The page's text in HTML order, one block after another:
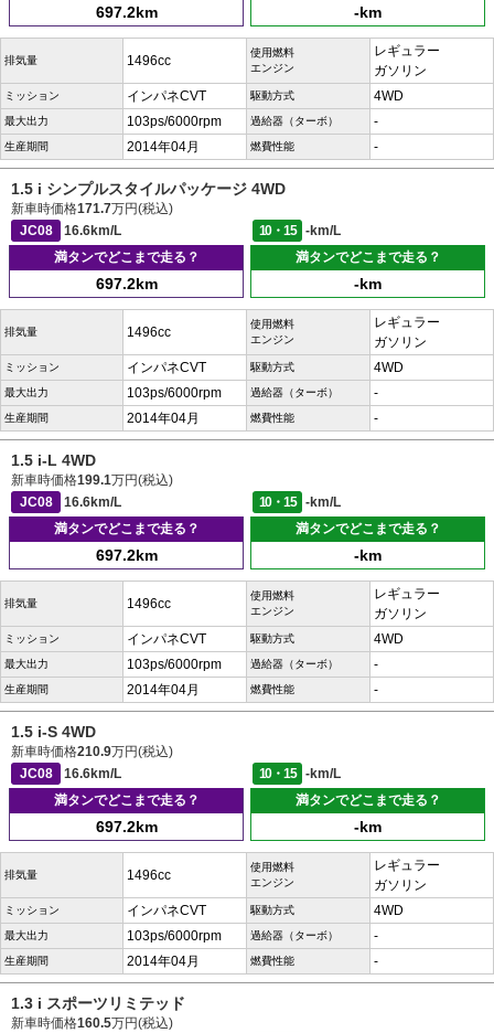
697.2km -km
排気量 1496cc
使用燃料
エンジン
レギュラー
ガソリン
ミッション インパネCVT 駆動方式 4WD
最大出力 103ps/6000rpm 過給器（ターボ） -
生産期間 2014年04月 燃費性能 -
1.5 i シンプルスタイルパッケージ 4WD
新車時価格171.7万円(税込)
JC08
16.6km/L 10・15
-km/L
満タンでどこまで走る？
697.2km
満タンでどこまで走る？
-km
排気量 1496cc
使用燃料
エンジン
レギュラー
ガソリン
ミッション インパネCVT 駆動方式 4WD
最大出力 103ps/6000rpm 過給器（ターボ） -
生産期間 2014年04月 燃費性能 -
1.5 i-L 4WD
新車時価格199.1万円(税込)
JC08
16.6km/L 10・15
-km/L
満タンでどこまで走る？
697.2km
満タンでどこまで走る？
-km
排気量 1496cc
使用燃料
エンジン
レギュラー
ガソリン
ミッション インパネCVT 駆動方式 4WD
最大出力 103ps/6000rpm 過給器（ターボ） -
生産期間 2014年04月 燃費性能 -
1.5 i-S 4WD
新車時価格210.9万円(税込)
JC08
16.6km/L 10・15
-km/L
満タンでどこまで走る？
697.2km
満タンでどこまで走る？
-km
排気量 1496cc
使用燃料
エンジン
レギュラー
ガソリン
ミッション インパネCVT 駆動方式 4WD
最大出力 103ps/6000rpm 過給器（ターボ） -
生産期間 2014年04月 燃費性能 -
1.3 i スポーツリミテッド
新車時価格160.5万円(税込)